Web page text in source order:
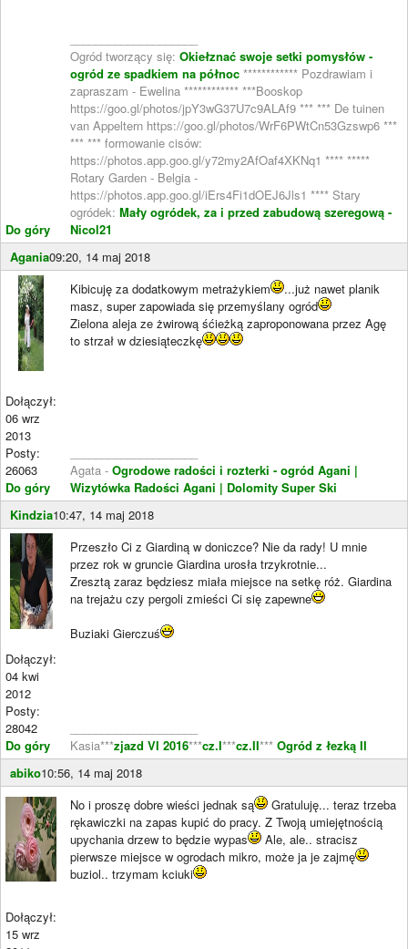
Do góry
Ogród tworzący się: Okiełznać swoje setki pomysłów -
ogród ze spadkiem na północ ************ Pozdrawiam i
zapraszam - Ewelina ************ ***Booskop
https://goo.gl/photos/jpY3wG37U7c9ALAf9 *** *** De tuinen
van Appeltern https://goo.gl/photos/WrF6PWtCn53Gzswp6 ***
*** *** formowanie cisów:
https://photos.app.goo.gl/y72my2AfOaf4XKNq1 **** *****
Rotary Garden - Belgia -
https://photos.app.goo.gl/iErs4Fi1dOEJ6Jls1 **** Stary
ogródek: Mały ogródek, za i przed zabudową szeregową -
Nicol21
Agania09:20, 14 maj 2018
Dołączył:
06 wrz
2013
Posty:
26063
Do góry
Kibicuję za dodatkowym metrażykiem
...już nawet planik
masz, super zapowiada się przemyślany ogród
Zielona aleja ze żwirową śćieżką zaproponowana przez Agę
to strzał w dziesiąteczkę
Agata - Ogrodowe radości i rozterki - ogród Agani |
Wizytówka Radości Agani | Dolomity Super Ski
Kindzia10:47, 14 maj 2018
Dołączył:
04 kwi
2012
Posty:
28042
Do góry
Przeszło Ci z Giardiną w doniczce? Nie da rady! U mnie
przez rok w gruncie Giardina urosła trzykrotnie...
Zresztą zaraz będziesz miała miejsce na setkę róż. Giardina
na trejażu czy pergoli zmieści Ci się zapewne
Buziaki Gierczuś
Kasia***zjazd VI 2016***cz.I***cz.II*** Ogród z łezką II
abiko10:56, 14 maj 2018
Dołączył:
15 wrz
No i proszę dobre wieści jednak są
Gratuluję... teraz trzeba
rękawiczki na zapas kupić do pracy. Z Twoją umiejętnością
upychania drzew to będzie wypas
Ale, ale.. stracisz
pierwsze miejsce w ogrodach mikro, może ja je zajmę
buziol.. trzymam kciuki